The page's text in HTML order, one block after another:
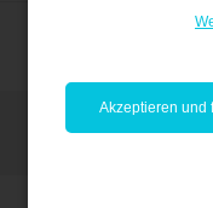
Akzeptieren und